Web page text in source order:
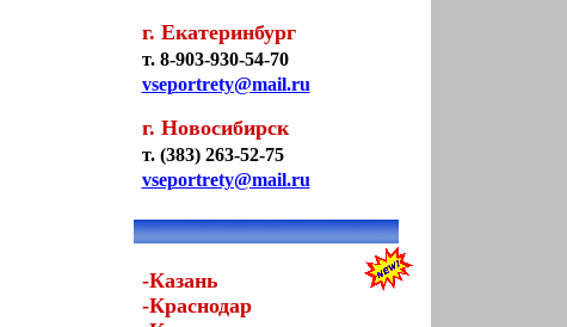
г. Екатеринбург
т. 8-903-930-54-70
vseportrety@mail.ru
г. Новосибирск
т. (383) 263-52-75
vseportrety@mail.ru
-Казань
-Краснодар